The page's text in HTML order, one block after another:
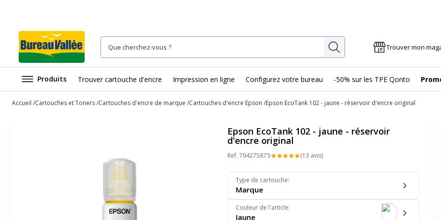
Rechercher Trouver mon
Produits Trouver cartouche d'encre Impression en ligne Configurez votre bureau -50% sur les TPE Qonto
Accueil Cartouches et Toners Cartouches d'encre de marque Cartouches d'encre Epson Epson EcoTank 102 - jaune - réservoir d'encre original
Epson EcoTank 102 - jaune - réservoir
d'encre original
Ref. 794275875 (13 avis)
Type de cartouche:
Marque
Couleur de l'article:
Jaune